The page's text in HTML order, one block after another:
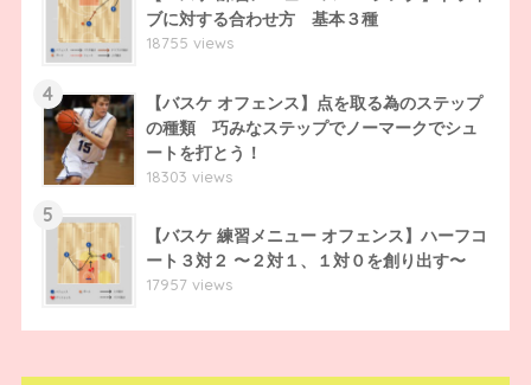
ブに対する合わせ方 基本３種
18755 views
4
【バスケ オフェンス】点を取る為のステップ
の種類 巧みなステップでノーマークでシュ
ートを打とう！
18303 views
5
【バスケ 練習メニュー オフェンス】ハーフコ
ート３対２ 〜２対１、１対０を創り出す〜
17957 views